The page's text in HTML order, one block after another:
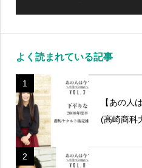
よく読まれている記事
1
【あの人
(高崎商科
2